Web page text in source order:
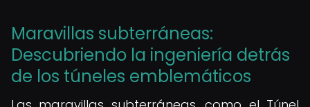
Maravillas subterráneas:
Descubriendo la ingeniería detrás
de los túneles emblemáticos